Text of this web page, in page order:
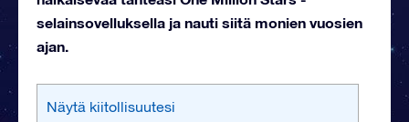
selainsovelluksella ja nauti siitä monien vuosien
ajan.
Näytä kiitollisuutesi